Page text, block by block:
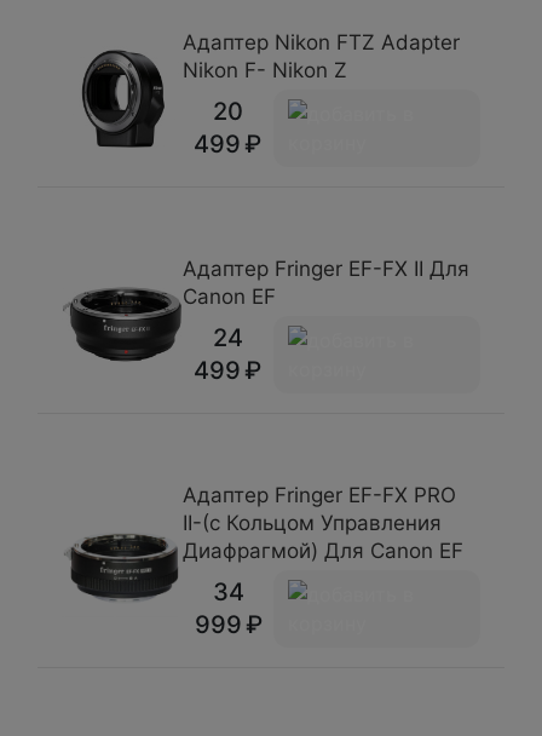
Адаптер Nikon FTZ Adapter
Nikon F- Nikon Z
20
499
Адаптер Fringer ЕF-FX II Для
Canon EF
24
499
Адаптер Fringer EF-FX PRO
II-(с Кольцом Управления
Диафрагмой) Для Canon EF
34
999